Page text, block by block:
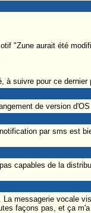
"Zune aurait été
à suivre pour ce dernier
de version d'OS
par sms est
capables de la
messagerie vocale
façons pas, et ça